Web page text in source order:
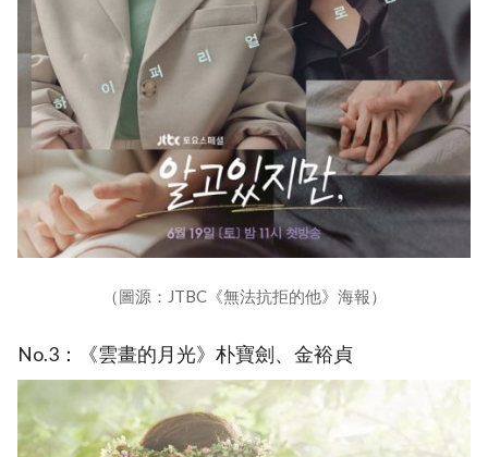
（圖源：JTBC《無法抗拒的他》海報）
No.3：《雲畫的月光》朴寶劍、金裕貞